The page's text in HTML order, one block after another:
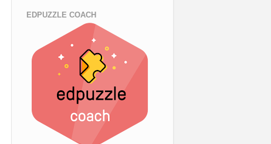
EDPUZZLE COACH